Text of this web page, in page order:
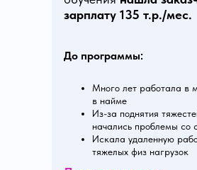
зарплату 135 т.р./мес.
До программы:
Много лет работала в
в найме
Из-за поднятия
начались проблемы со
Искала удаленную
тяжелых физ нагрузок